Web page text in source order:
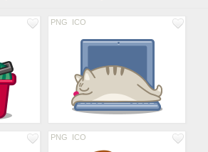
PNG ICO
PNG ICO